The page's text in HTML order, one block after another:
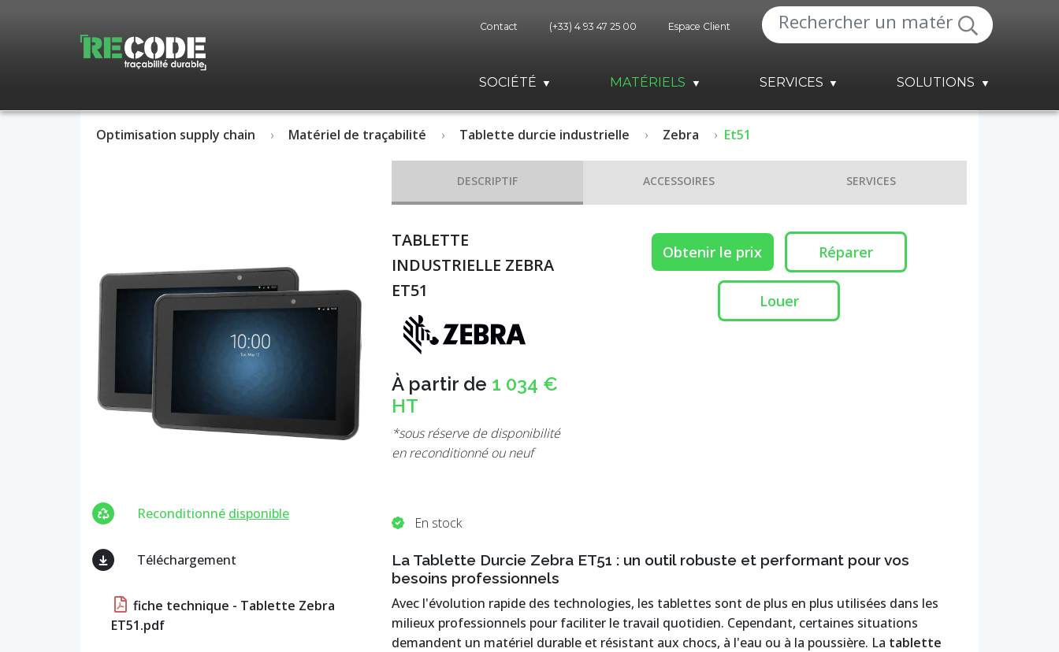
Contact (+33) 4 93 47 25 00 Espace Client
SOCIÉTÉ MATÉRIELS SERVICES SOLUTIONS
Optimisation supply chain Matériel de traçabilité Tablette durcie industrielle Zebra Et51
Reconditionné disponible
Téléchargement
fiche technique - Tablette Zebra
ET51.pdf
DESCRIPTIF ACCESSOIRES SERVICES
TABLETTE
INDUSTRIELLE ZEBRA
ET51
À partir de 1 034 €
HT
*sous réserve de disponibilité
en reconditionné ou neuf
Obtenir le prix Réparer
Louer
En stock
La Tablette Durcie Zebra ET51 : un outil robuste et performant pour vos
besoins professionnels
Avec l'évolution rapide des technologies, les tablettes sont de plus en plus utilisées dans les
milieux professionnels pour faciliter le travail quotidien. Cependant, certaines situations
demandent un matériel durable et résistant aux chocs, à l'eau ou à la poussière. La tablette